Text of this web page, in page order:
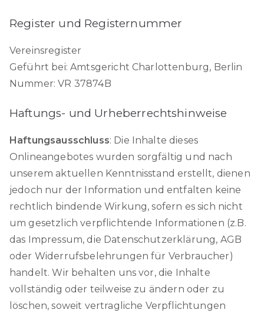
Register und Registernummer
Vereinsregister
Geführt bei: Amtsgericht Charlottenburg, Berlin
Nummer: VR 37874B
Haftungs- und Urheberrechtshinweise
Haftungsausschluss: Die Inhalte dieses
Onlineangebotes wurden sorgfältig und nach
unserem aktuellen Kenntnisstand erstellt, dienen
jedoch nur der Information und entfalten keine
rechtlich bindende Wirkung, sofern es sich nicht
um gesetzlich verpflichtende Informationen (z.B.
das Impressum, die Datenschutzerklärung, AGB
oder Widerrufsbelehrungen für Verbraucher)
handelt. Wir behalten uns vor, die Inhalte
vollständig oder teilweise zu ändern oder zu
löschen, soweit vertragliche Verpflichtungen